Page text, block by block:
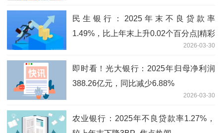
民生银行：2025年末不良贷款率
1.49%，比上年末上升0.02个百分点|精彩
2026-03-30
即时看！光大银行：2025年归母净利润
388.26亿元，同比减少6.88%
2026-03-30
农业银行：2025年不良贷款率1.27%，